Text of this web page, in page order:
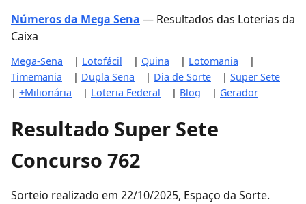
Números da Mega Sena — Resultados das Loterias da
Caixa
Mega-Sena | Lotofácil | Quina | Lotomania
|
Timemania
| Dupla Sena | Dia de Sorte | Super Sete
| +Milionária | Loteria Federal | Blog | Gerador
Resultado Super Sete
Concurso 762
Sorteio realizado em 22/10/2025, Espaço da Sorte.